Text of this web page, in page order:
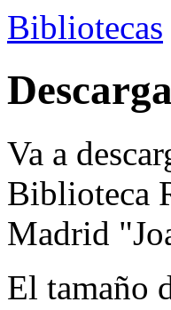
Bibliotecas
Va a
Biblioteca
Madrid
El tamaño